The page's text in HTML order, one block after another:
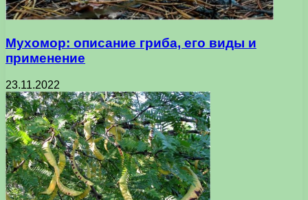
Мухомор: описание гриба, его виды и
применение
23.11.2022